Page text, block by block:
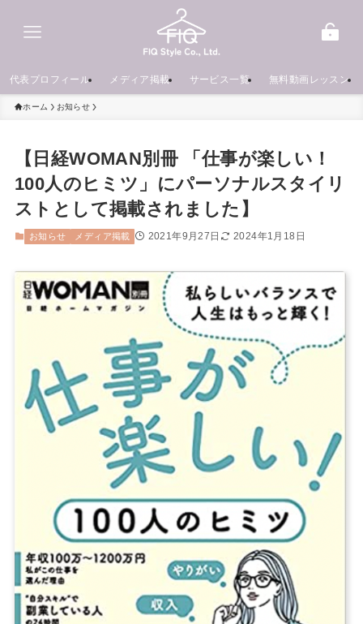
代表プロフィール メディア掲載 サービス一覧 無料動画レッスン
ホーム お知らせ
【日経WOMAN別冊 「仕事が楽しい！
100人のヒミツ」にパーソナルスタイリ
ストとして掲載されました】
お知らせ メディア掲載 2021年9月27日 2024年1月18日